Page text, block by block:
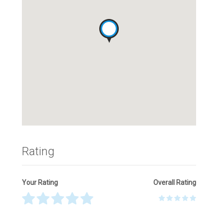
Rating
Your Rating Overall Rating